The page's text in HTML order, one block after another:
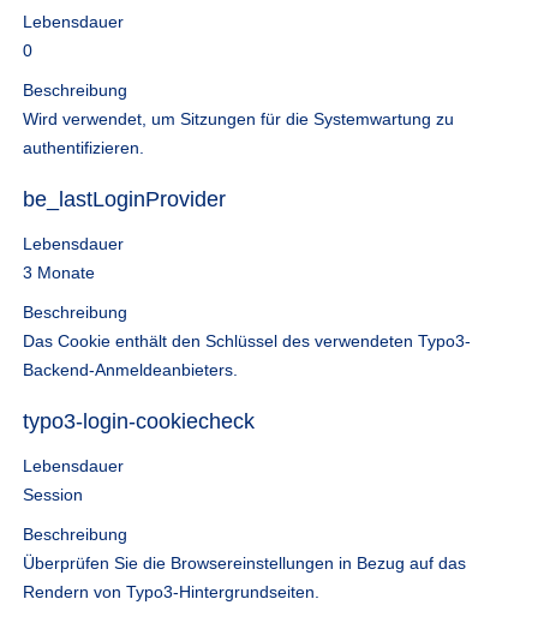
Lebensdauer
0
Beschreibung
Wird verwendet, um Sitzungen für die Systemwartung zu
authentifizieren.
be_lastLoginProvider
Lebensdauer
3 Monate
Beschreibung
Das Cookie enthält den Schlüssel des verwendeten Typo3-
Backend-Anmeldeanbieters.
typo3-login-cookiecheck
Lebensdauer
Session
Beschreibung
Überprüfen Sie die Browsereinstellungen in Bezug auf das
Rendern von Typo3-Hintergrundseiten.